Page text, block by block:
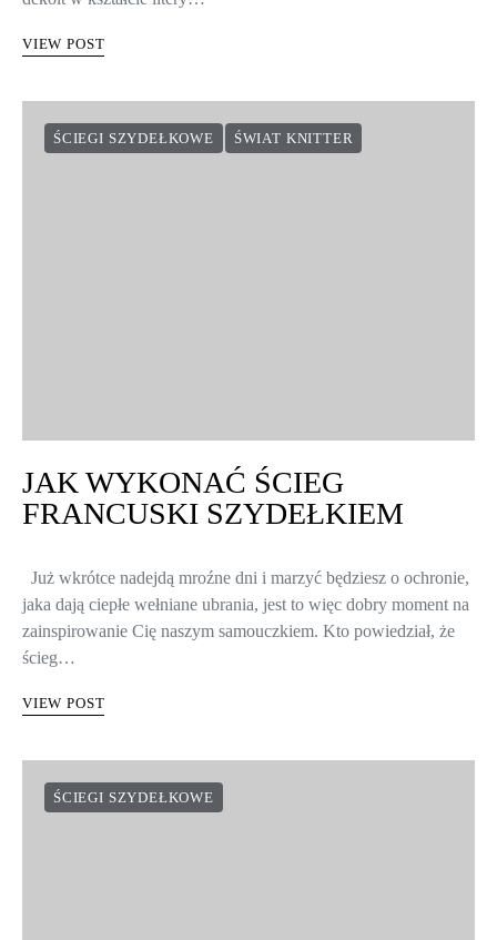
VIEW POST
ŚCIEGI SZYDEŁKOWE ŚWIAT KNITTER
JAK WYKONAĆ ŚCIEG
FRANCUSKI SZYDEŁKIEM
Już wkrótce nadejdą mroźne dni i marzyć będziesz o ochronie,
jaka dają ciepłe wełniane ubrania, jest to więc dobry moment na
zainspirowanie Cię naszym samouczkiem. Kto powiedział, że
ścieg…
VIEW POST
ŚCIEGI SZYDEŁKOWE